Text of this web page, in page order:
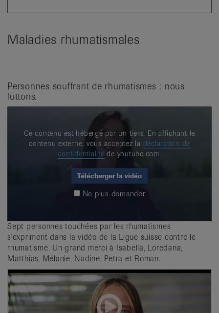
Maladies rhumatismales
Personnes souffrant de rhumatismes : nous
luttons.
Ce contenu est hébergé par un tiers. En affichant le
contenu externe, vous acceptez la déclaration de
confidentialité de youtube.com.
Télécharger la vidéo
Ne plus demander
Sept personnes touchées par les rhumatismes
s'expriment dans la vidéo de la Ligue suisse contre le
rhumatisme. Un grand merci à Isabella, Loredana,
Matthias, Mélanie, Nadine, Petra et Roman.